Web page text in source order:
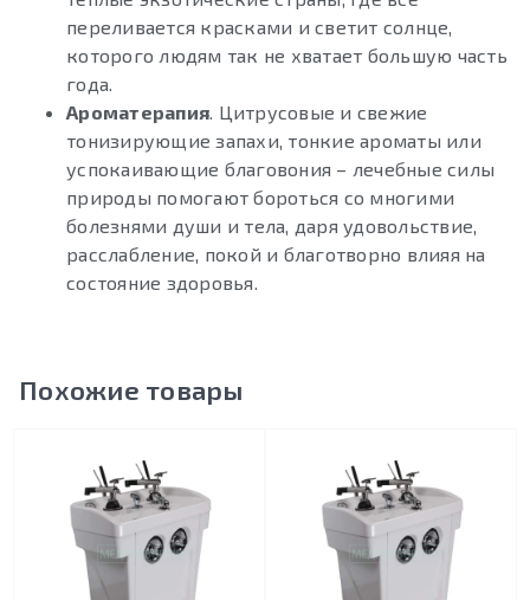
переливается красками и светит солнце,
которого людям так не хватает большую часть
года.
Ароматерапия. Цитрусовые и свежие
тонизирующие запахи, тонкие ароматы или
успокаивающие благовония – лечебные силы
природы помогают бороться со многими
болезнями души и тела, даря удовольствие,
расслабление, покой и благотворно влияя на
состояние здоровья.
Похожие товары